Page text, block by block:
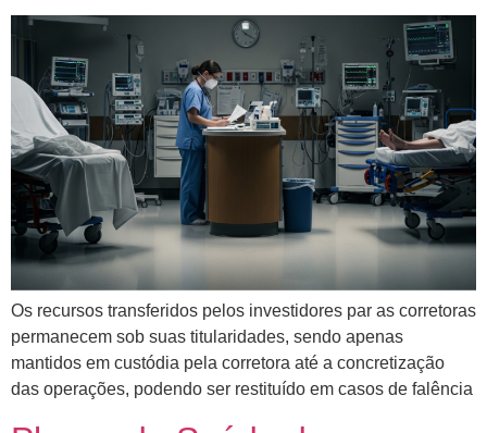
Os recursos transferidos pelos investidores par as corretoras
permanecem sob suas titularidades, sendo apenas
mantidos em custódia pela corretora até a concretização
das operações, podendo ser restituído em casos de falência